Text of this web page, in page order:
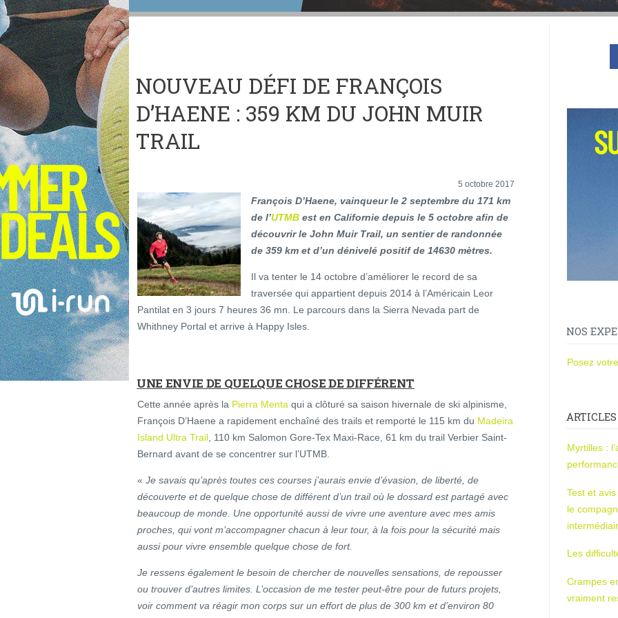
NOUVEAU DÉFI DE FRANÇOIS
D’HAENE : 359 KM DU JOHN MUIR
TRAIL
5 octobre 2017
François D’Haene, vainqueur le 2 septembre du 171 km
de l’UTMB est en Californie depuis le 5 octobre afin de
découvrir le John Muir Trail, un sentier de randonnée
de 359 km et d’un dénivelé positif de 14630 mètres.
Il va tenter le 14 octobre d’améliorer le record de sa
traversée qui appartient depuis 2014 à l’Américain Leor
Pantilat en 3 jours 7 heures 36 mn. Le parcours dans la Sierra Nevada part de
Whithney Portal et arrive à Happy Isles.
UNE ENVIE DE QUELQUE CHOSE DE DIFFÉRENT
Cette année après la Pierra Menta qui a clôturé sa saison hivernale de ski alpinisme,
François D’Haene a rapidement enchaîné des trails et remporté le 115 km du Madeira
Island Ultra Trail, 110 km Salomon Gore-Tex Maxi-Race, 61 km du trail Verbier Saint-
Bernard avant de se concentrer sur l’UTMB.
« Je savais qu’après toutes ces courses j’aurais envie d’évasion, de liberté, de
découverte et de quelque chose de différent d’un trail où le dossard est partagé avec
beaucoup de monde. Une opportunité aussi de vivre une aventure avec mes amis
proches, qui vont m’accompagner chacun à leur tour, à la fois pour la sécurité mais
aussi pour vivre ensemble quelque chose de fort.
Je ressens également le besoin de chercher de nouvelles sensations, de repousser
ou trouver d’autres limites. L’occasion de me tester peut-être pour de futurs projets,
voir comment va réagir mon corps sur un effort de plus de 300 km et d’environ 80
NOS
Posez
Myrtilles :
Test et
le
Les
Crampes
vraiment